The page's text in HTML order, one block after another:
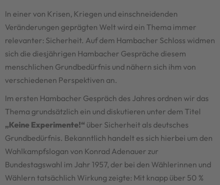
In einer von Krisen, Kriegen und einschneidenden
Veränderungen geprägten Welt wird ein Thema immer
relevanter: Sicherheit. Auf dem Hambacher Schloss widmen
sich die diesjährigen Hambacher Gespräche diesem
menschlichen Grundbedürfnis und nähern sich ihm von
verschiedenen Perspektiven an.
Im ersten Hambacher Gespräch des Jahres ordnen wir das
Thema grundsätzlich ein und diskutieren unter dem Titel
„Keine Experimente!“ über Sicherheit als deutsches
Grundbedürfnis. Bekanntlich handelt es sich hierbei um den
Wahlkampfslogan von Konrad Adenauer zur
Bundestagswahl im Jahr 1957, der bei den Wählerinnen und
Wählern tatsächlich Wirkung zeigte: Mit knapp über 50 %